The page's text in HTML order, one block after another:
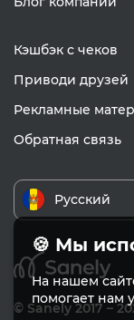
Кэшбэк с чеков
Приводи друзей
Рекламные
Обратная связь
Русский
© Sanely 2017 –
🍪 Мы
На нашем
помогает нам